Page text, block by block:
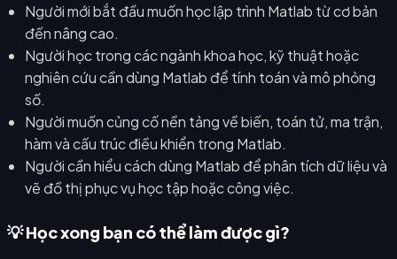
Người mới bắt đầu muốn học lập trình Matlab từ cơ bản
đến nâng cao.
Người học trong các ngành khoa học, kỹ thuật hoặc
nghiên cứu cần dùng Matlab để tính toán và mô phỏng
số.
Người muốn củng cố nền tảng về biến, toán tử, ma trận,
hàm và cấu trúc điều khiển trong Matlab.
Người cần hiểu cách dùng Matlab để phân tích dữ liệu và
vẽ đồ thị phục vụ học tập hoặc công việc.
💡 Học xong bạn có thể làm được gì?